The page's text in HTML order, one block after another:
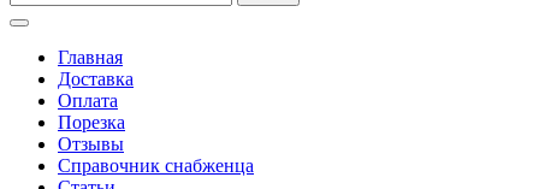
Главная
Доставка
Оплата
Порезка
Отзывы
Справочник снабженца